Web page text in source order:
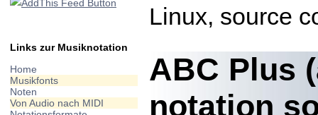
Links zur Musiknotation
Home
Musikfonts
Noten
Von Audio nach MIDI
Linux, source
ABC Plus
notation